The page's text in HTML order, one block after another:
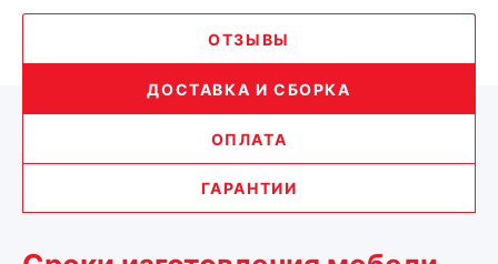
ОТЗЫВЫ
ДОСТАВКА И СБОРКА
ОПЛАТА
ГАРАНТИИ